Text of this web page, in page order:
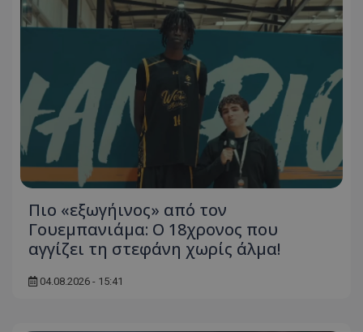
Πιο «εξωγήινος» από τον
Γουεμπανιάμα: Ο 18χρονος που
αγγίζει τη στεφάνη χωρίς άλμα!
04.08.2026 - 15:41